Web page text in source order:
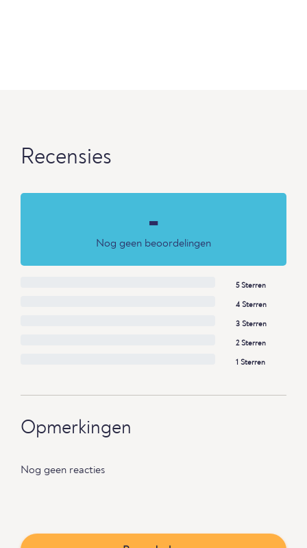
Recensies
-
Nog geen beoordelingen
5 Sterren
4 Sterren
3 Sterren
2 Sterren
1 Sterren
Opmerkingen
Nog geen reacties